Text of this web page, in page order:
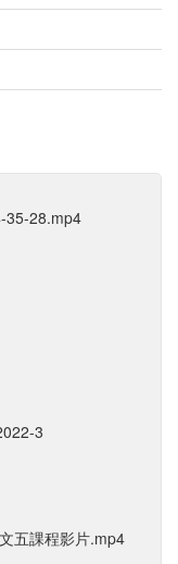
35-28.mp4
3
五課程影片.mp4